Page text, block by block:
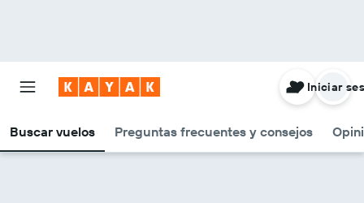
Buscar vuelos Preguntas frecuentes y consejos
Iniciar